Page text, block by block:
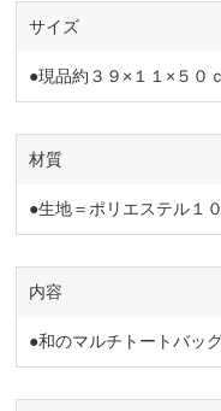
サイズ
●現品約３９×１１×５０
材質
●生地＝ポリエステル１
内容
●和のマルチトートバッ